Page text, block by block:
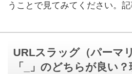
うことで見てみてください。
URLスラッグ（パーマ
「_」のどちらが良い